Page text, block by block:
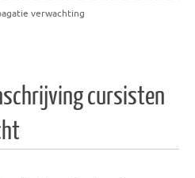
verwachting
cursisten